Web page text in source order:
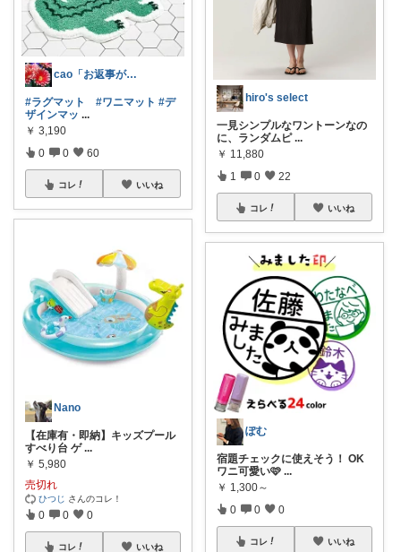
cao「お返事が出来ずごめんなさい」
#ラグマット #ワニマット #デ
ザインマッ ...
￥ 3,190
0 0 60
コレ いいね
Nano
【在庫有・即納】キッズプール
すべり台 ゲ ...
￥ 5,980
売切れ
ひつじ さんのコレ！
0 0 0
コレ いいね
hiro's select
一見シンプルなワントーンなの
に、ランダムピ ...
￥ 11,880
1 0 22
コレ いいね
ぽむ
宿題チェックに使えそう！ OK
ワニ可愛い🩷 ...
￥ 1,300～
0 0 0
コレ いいね